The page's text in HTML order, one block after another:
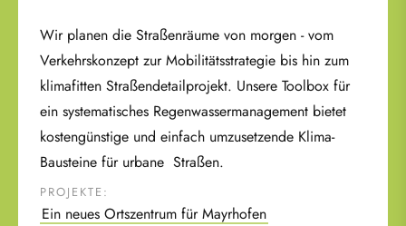
Wir machen Ihre Stadt
klimafit
Wir planen die Straßenräume von morgen - vom
Verkehrskonzept zur Mobilitätsstrategie bis hin zum
klimafitten Straßendetailprojekt. Unsere Toolbox für
ein systematisches Regenwassermanagement bietet
kostengünstige und einfach umzusetzende Klima-
Bausteine für urbane Straßen.
PROJEKTE:
Ein neues Ortszentrum für Mayrhofen